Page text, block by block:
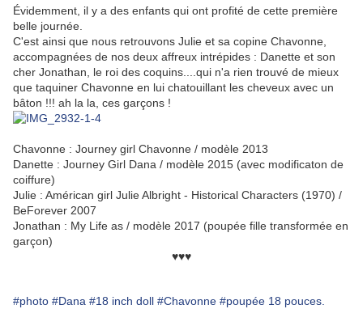
Évidemment, il y a des enfants qui ont profité de cette première
belle journée.
C'est ainsi que nous retrouvons Julie et sa copine Chavonne,
accompagnées de nos deux affreux intrépides : Danette et son
cher Jonathan, le roi des coquins....qui n'a rien trouvé de mieux
que taquiner Chavonne en lui chatouillant les cheveux avec un
bâton !!! ah la la, ces garçons !
Chavonne : Journey girl Chavonne / modèle 2013
Danette : Journey Girl Dana / modèle 2015 (avec modificaton de
coiffure)
Julie : Américan girl Julie Albright - Historical Characters (1970) /
BeForever 2007
Jonathan : My Life as / modèle 2017 (poupée fille transformée en
garçon)
♥♥♥
#photo #Dana #18 inch doll #Chavonne #poupée 18 pouces.